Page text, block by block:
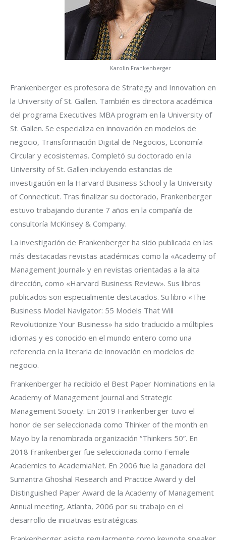
Karolin Frankenberger
Frankenberger es profesora de Strategy and Innovation en
la University of St. Gallen. También es directora académica
del programa Executives MBA program en la University of
St. Gallen. Se especializa en innovación en modelos de
negocio, Transformación Digital de Negocios, Economía
Circular y ecosistemas. Completó su doctorado en la
University of St. Gallen incluyendo estancias de
investigación en la Harvard Business School y la University
of Connecticut. Tras finalizar su doctorado, Frankenberger
estuvo trabajando durante 7 años en la compañía de
consultoría McKinsey & Company.
La investigación de Frankenberger ha sido publicada en las
más destacadas revistas académicas como la «Academy of
Management Journal» y en revistas orientadas a la alta
dirección, como «Harvard Business Review». Sus libros
publicados son especialmente destacados. Su libro «The
Business Model Navigator: 55 Models That Will
Revolutionize Your Business» ha sido traducido a múltiples
idiomas y es conocido en el mundo entero como una
referencia en la literaria de innovación en modelos de
negocio.
Frankenberger ha recibido el Best Paper Nominations en la
Academy of Management Journal and Strategic
Management Society. En 2019 Frankenberger tuvo el
honor de ser seleccionada como Thinker of the month en
Mayo by la renombrada organización “Thinkers 50”. En
2018 Frankenberger fue seleccionada como Female
Academics to AcademiaNet. En 2006 fue la ganadora del
Sumantra Ghoshal Research and Practice Award y del
Distinguished Paper Award de la Academy of Management
Annual meeting, Atlanta, 2006 por su trabajo en el
desarrollo de iniciativas estratégicas.